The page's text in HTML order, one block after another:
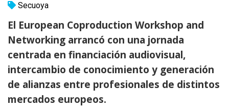
Secuoya
El European Coproduction Workshop and
Networking arrancó con una jornada
centrada en financiación audiovisual,
intercambio de conocimiento y generación
de alianzas entre profesionales de distintos
mercados europeos.